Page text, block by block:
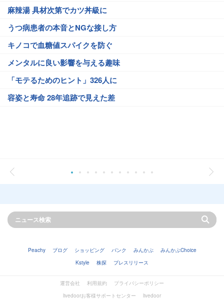
麻辣湯 具材次第でカツ丼級に
うつ病患者の本音とNGな接し方
キノコで血糖値スパイクを防ぐ
メンタルに良い影響を与える趣味
「モテるためのヒント」326人に
容姿と寿命 28年追跡で見えた差
Peachy ブログ ショッピング バンク みんかぶ
みんかぶChoice
Kstyle
株探 プレスリリース
運営会社 利用規約
プライバシーポリシー
livedoorお客様サポートセンター
livedoor